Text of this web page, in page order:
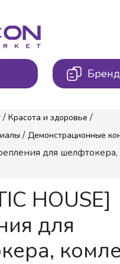
/ Красота и здоровье /
/ Демонстрационные
для шелфтокера,
HOUSE]
для